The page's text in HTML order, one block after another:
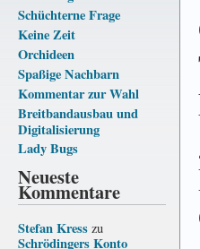
Schüchterne Frage
Keine Zeit
Orchideen
Spaßige Nachbarn
Kommentar zur Wahl
Breitbandausbau und
Digitalisierung
Lady Bugs
Neueste
Kommentare
Stefan Kress zu
Schrödingers Konto